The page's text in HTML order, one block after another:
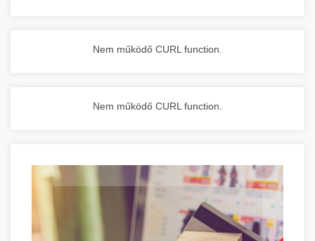
Nem működő CURL function.
Nem működő CURL function.